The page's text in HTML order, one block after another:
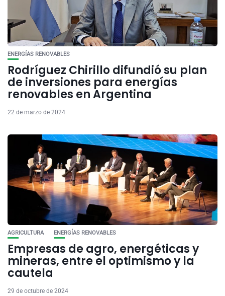
ENERGÍAS RENOVABLES
Rodríguez Chirillo difundió su plan
de inversiones para energías
renovables en Argentina
22 de marzo de 2024
AGRICULTURA ENERGÍAS RENOVABLES
Empresas de agro, energéticas y
mineras, entre el optimismo y la
cautela
29 de octubre de 2024